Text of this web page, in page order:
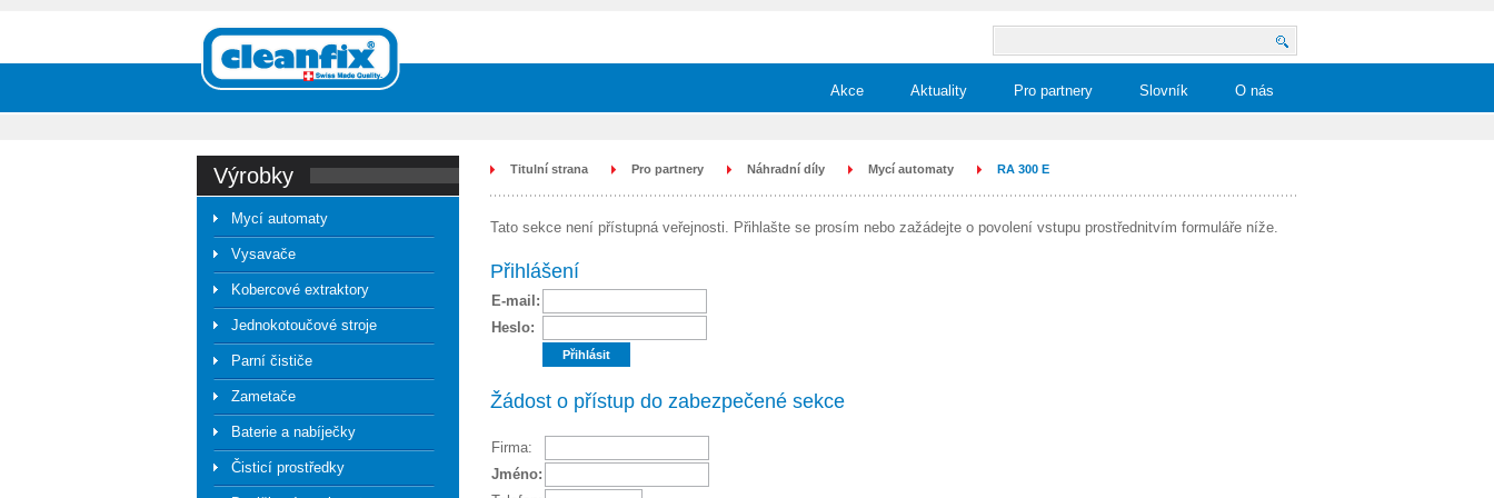
Akce Aktuality Pro partnery Slovník O nás
výrobky
Mycí automaty
Vysavače
Kobercové extraktory
Jednokotoučové stroje
Parní čističe
Zametače
Baterie a nabíječky
Čisticí prostředky
Titulní strana Pro partnery Náhradní díly Mycí automaty RA 300 E
Tato sekce není přístupná veřejnosti. Přihlašte se prosím nebo zažádejte o povolení vstupu prostřednitvím formuláře níže.
Přihlášení
E-mail:
Heslo:
Žádost o přístup do zabezpečené sekce
Firma:
Jméno: